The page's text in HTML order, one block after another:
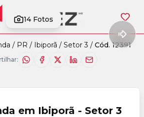
14 Fotos
/ PR / Ibiporã / Setor 3 / Cód. 12391
em Ibiporã - Setor 3